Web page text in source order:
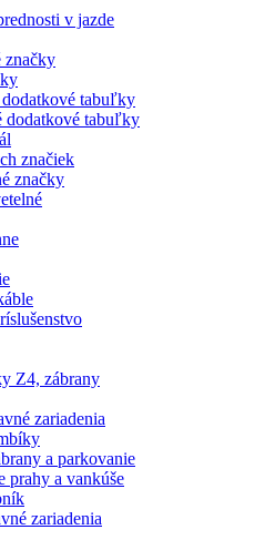
v jazde
značky
tabuľky
dodatkové tabuľky
značiek
značky
Z4, zábrany
zariadenia
a parkovanie
prahy a vankúše
zariadenia